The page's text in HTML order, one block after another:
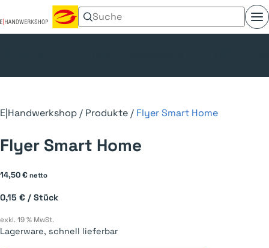
Suchen nach:
E|Handwerkshop / Produkte / Flyer Smart Home
Flyer Smart Home
14,50€ netto
0,15 € / Stück
exkl. 19 % MwSt.
Lagerware, schnell lieferbar